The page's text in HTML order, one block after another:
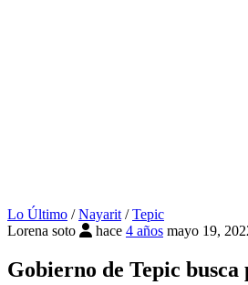
Lo Último /Nayarit/Tepic
Lorena soto
hace 4 años mayo 19,
Gobierno de Tepic